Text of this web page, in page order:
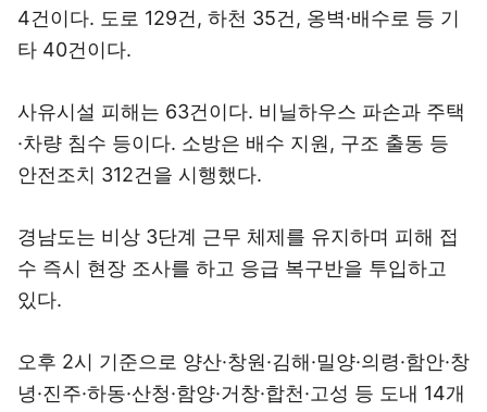
4건이다. 도로 129건, 하천 35건, 옹벽·배수로 등 기
타 40건이다.
사유시설 피해는 63건이다. 비닐하우스 파손과 주택
·차량 침수 등이다. 소방은 배수 지원, 구조 출동 등
안전조치 312건을 시행했다.
경남도는 비상 3단계 근무 체제를 유지하며 피해 접
수 즉시 현장 조사를 하고 응급 복구반을 투입하고
있다.
오후 2시 기준으로 양산·창원·김해·밀양·의령·함안·창
녕·진주·하동·산청·함양·거창·합천·고성 등 도내 14개